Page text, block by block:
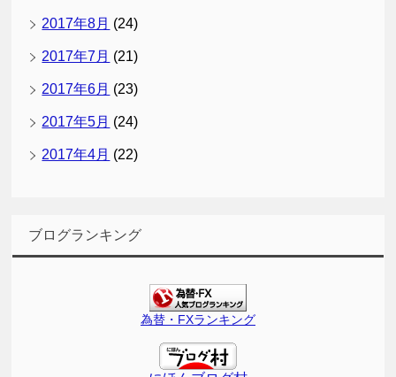
2017年8月 (24)
2017年7月 (21)
2017年6月 (23)
2017年5月 (24)
2017年4月 (22)
ブログランキング
為替・FXランキング